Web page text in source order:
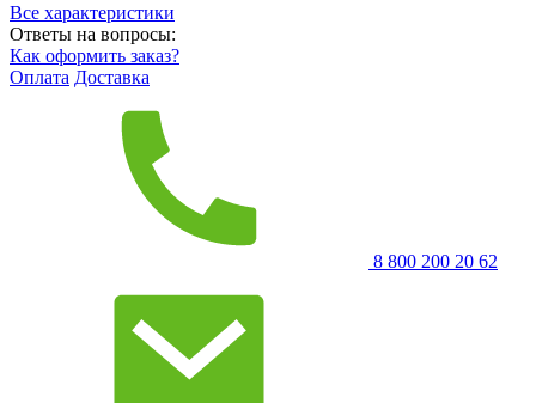
Все характеристики
Ответы на вопросы:
Как оформить заказ?
Оплата Доставка
8 800 200 20 62